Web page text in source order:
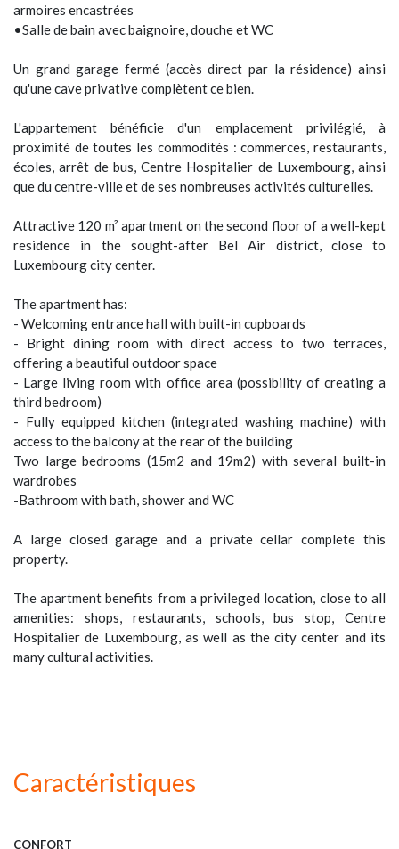
armoires encastrées
•Salle de bain avec baignoire, douche et WC
Un grand garage fermé (accès direct par la résidence) ainsi
qu'une cave privative complètent ce bien.
L'appartement bénéficie d'un emplacement privilégié, à
proximité de toutes les commodités : commerces, restaurants,
écoles, arrêt de bus, Centre Hospitalier de Luxembourg, ainsi
que du centre-ville et de ses nombreuses activités culturelles.
Attractive 120 m² apartment on the second floor of a well-kept
residence in the sought-after Bel Air district, close to
Luxembourg city center.
The apartment has:
- Welcoming entrance hall with built-in cupboards
- Bright dining room with direct access to two terraces,
offering a beautiful outdoor space
- Large living room with office area (possibility of creating a
third bedroom)
- Fully equipped kitchen (integrated washing machine) with
access to the balcony at the rear of the building
Two large bedrooms (15m2 and 19m2) with several built-in
wardrobes
-Bathroom with bath, shower and WC
A large closed garage and a private cellar complete this
property.
The apartment benefits from a privileged location, close to all
amenities: shops, restaurants, schools, bus stop, Centre
Hospitalier de Luxembourg, as well as the city center and its
many cultural activities.
Caractéristiques
CONFORT